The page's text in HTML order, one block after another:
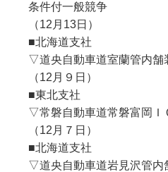
条件付一般競争
（12月13日）
■北海道支社
▽道央自動車道室蘭管内
（12月９日）
■東北支社
▽常磐自動車道常磐富岡Ｉ
（12月７日）
■北海道支社
▽道央自動車道岩見沢管内